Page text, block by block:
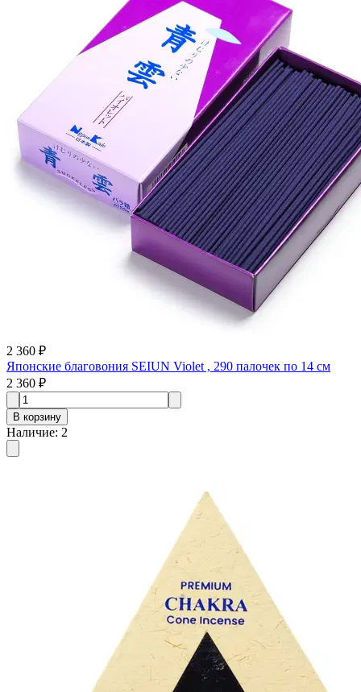
2 360 ₽
Японские благовония SEIUN Violet , 290 палочек по 14 см
2 360 ₽
В корзину
Наличие: 2